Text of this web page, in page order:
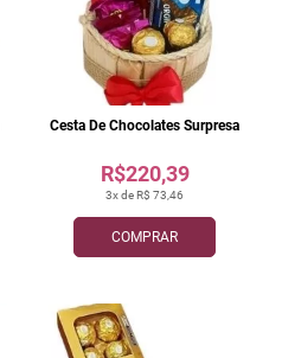
COMPRAR
3x de R$ 73,46
R$220,39
Cesta De Chocolates Surpresa